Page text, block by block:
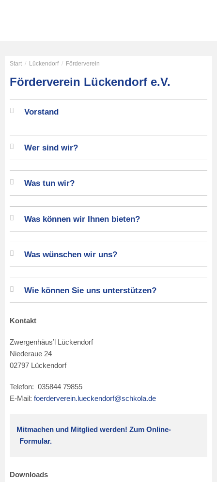
Start / Lückendorf / Förderverein
Förderverein Lückendorf e.V.
Vorstand
Wer sind wir?
Was tun wir?
Was können wir Ihnen bieten?
Was wünschen wir uns?
Wie können Sie uns unterstützen?
Kontakt
Zwergenhäus’l Lückendorf
Niederaue 24
02797 Lückendorf
Telefon: 035844 79855
E-Mail: foerderverein.lueckendorf@schkola.de
Mitmachen und Mitglied werden! Zum Online-
Formular.
Downloads